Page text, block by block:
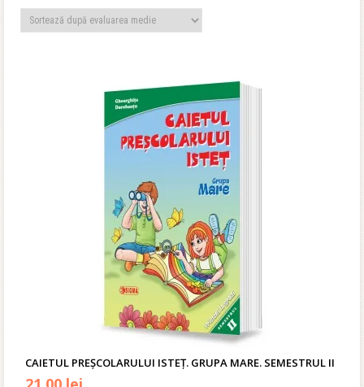
CAIETUL PREŞCOLARULUI ISTEȚ. GRUPA MARE. SEMESTRUL II